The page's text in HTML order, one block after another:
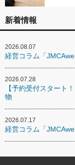
新着情報
2026.08.07
経営コラム「
2026.07.28
【予約受付スタート
物
2026.07.17
経営コラム「